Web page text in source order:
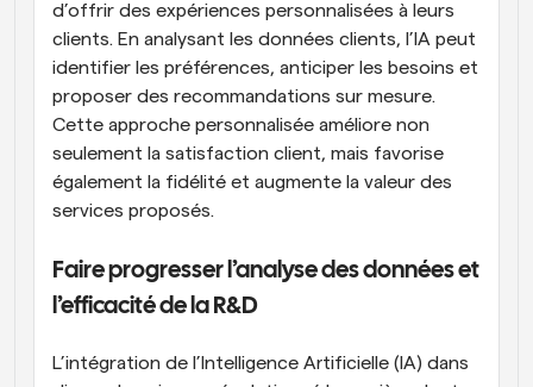
d’offrir des expériences personnalisées à leurs
clients. En analysant les données clients, l’IA peut
identifier les préférences, anticiper les besoins et
proposer des recommandations sur mesure.
Cette approche personnalisée améliore non
seulement la satisfaction client, mais favorise
également la fidélité et augmente la valeur des
services proposés.
Faire progresser l’analyse des données et
l’efficacité de la R&D
L’intégration de l’Intelligence Artificielle (IA) dans